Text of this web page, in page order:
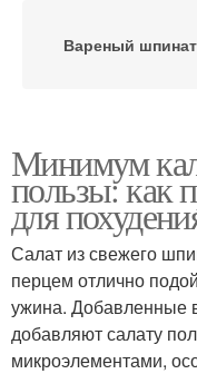
Вареный шпинат
Соленый шпинат
Оладьи со
Минимум
пользы: как
для
Салат из свежего
перцем отлично
ужина. Добавленные
добавляют салату
микроэлементами,